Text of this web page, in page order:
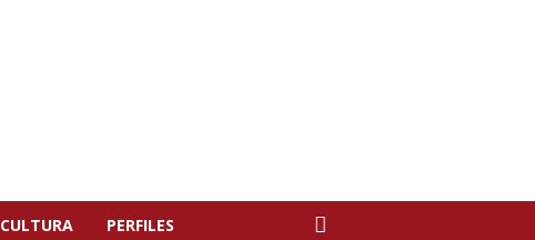
CULTURA PERFILES